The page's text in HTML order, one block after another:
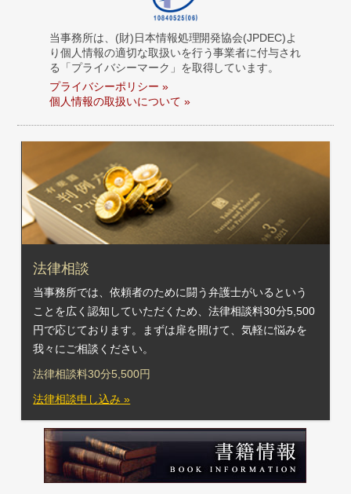
当事務所は、(財)日本情報処理開発協会(JPDEC)よ
り個人情報の適切な取扱いを行う事業者に付与され
る「プライバシーマーク」を取得しています。
プライバシーポリシー »
個人情報の取扱いについて »
法律相談
当事務所では、依頼者のために闘う弁護士がいるという
ことを広く認知していただくため、法律相談料30分5,500
円で応じております。まずは扉を開けて、気軽に悩みを
我々にご相談ください。
法律相談料30分5,500円
法律相談申し込み »